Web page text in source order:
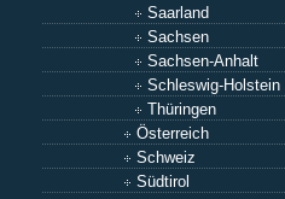
Saarland
Sachsen
Sachsen-Anhalt
Schleswig-Holstein
Thüringen
Österreich
Schweiz
Südtirol